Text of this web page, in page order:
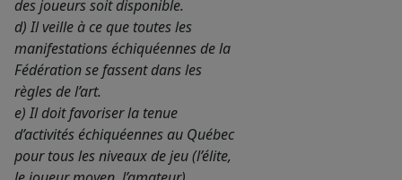
des joueurs soit disponible.
d) Il veille à ce que toutes les
manifestations échiquéennes de la
Fédération se fassent dans les
règles de l’art.
e) Il doit favoriser la tenue
d’activités échiquéennes au Québec
pour tous les niveaux de jeu (l’élite,